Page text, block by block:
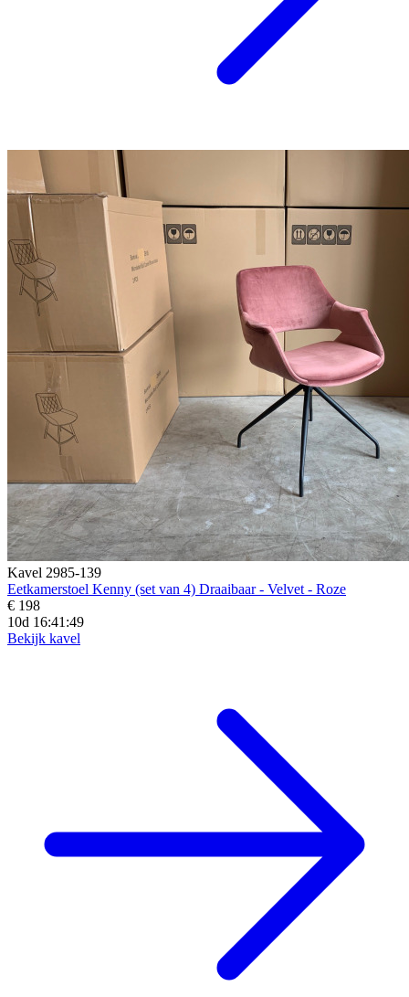
Kavel 2985-139
Eetkamerstoel Kenny (set van 4) Draaibaar - Velvet - Roze
€ 198
10d 16:41:47
Bekijk kavel